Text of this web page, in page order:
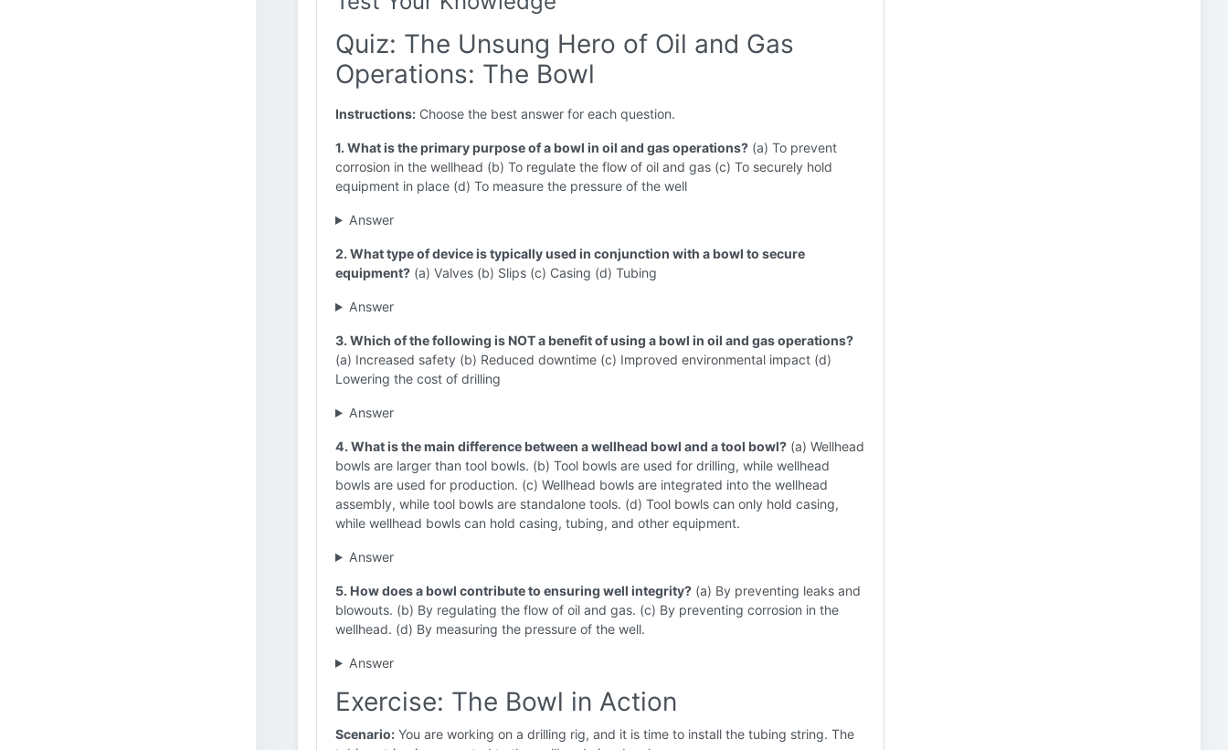
Quiz: The Unsung Hero of Oil and Gas
Operations: The Bowl
Instructions: Choose the best answer for each question.
1. What is the primary purpose of a bowl in oil and gas operations? (a) To prevent
corrosion in the wellhead (b) To regulate the flow of oil and gas (c) To securely hold
equipment in place (d) To measure the pressure of the well
Answer
2. What type of device is typically used in conjunction with a bowl to secure
equipment? (a) Valves (b) Slips (c) Casing (d) Tubing
Answer
3. Which of the following is NOT a benefit of using a bowl in oil and gas operations?
(a) Increased safety (b) Reduced downtime (c) Improved environmental impact (d)
Lowering the cost of drilling
Answer
4. What is the main difference between a wellhead bowl and a tool bowl? (a) Wellhead
bowls are larger than tool bowls. (b) Tool bowls are used for drilling, while wellhead
bowls are used for production. (c) Wellhead bowls are integrated into the wellhead
assembly, while tool bowls are standalone tools. (d) Tool bowls can only hold casing,
while wellhead bowls can hold casing, tubing, and other equipment.
Answer
5. How does a bowl contribute to ensuring well integrity? (a) By preventing leaks and
blowouts. (b) By regulating the flow of oil and gas. (c) By preventing corrosion in the
wellhead. (d) By measuring the pressure of the well.
Answer
Exercise: The Bowl in Action
Scenario: You are working on a drilling rig, and it is time to install the tubing string. The